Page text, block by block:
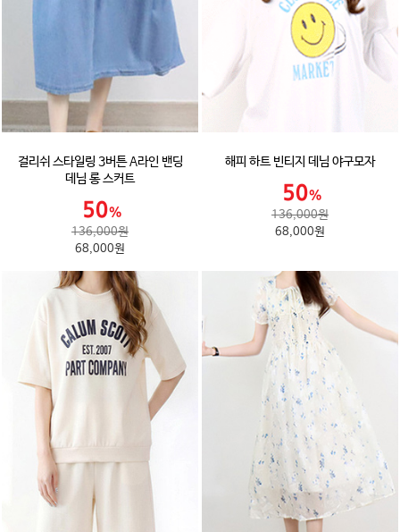
걸리쉬 스타일링 3버튼 A라인 밴딩
데님 롱 스커트
136,000원
68,000원
해피 하트 빈티지 데님 야구모자
136,000원
68,000원